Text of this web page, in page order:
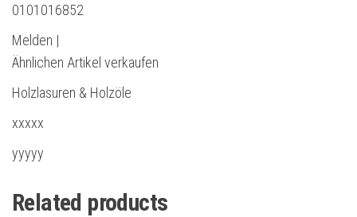
0101016852
Melden |
Ähnlichen Artikel verkaufen
Holzlasuren & Holzöle
xxxxx
yyyyy
Related products